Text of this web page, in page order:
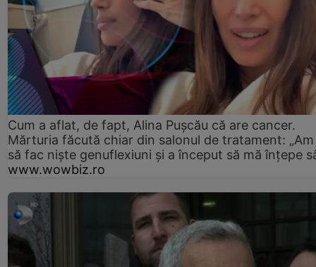
Cum a aflat, de fapt, Alina Pușcău că are cancer.
Mărturia făcută chiar din salonul de tratament:
să fac niște genuflexiuni și a început să mă înțepe
www.wowbiz.ro